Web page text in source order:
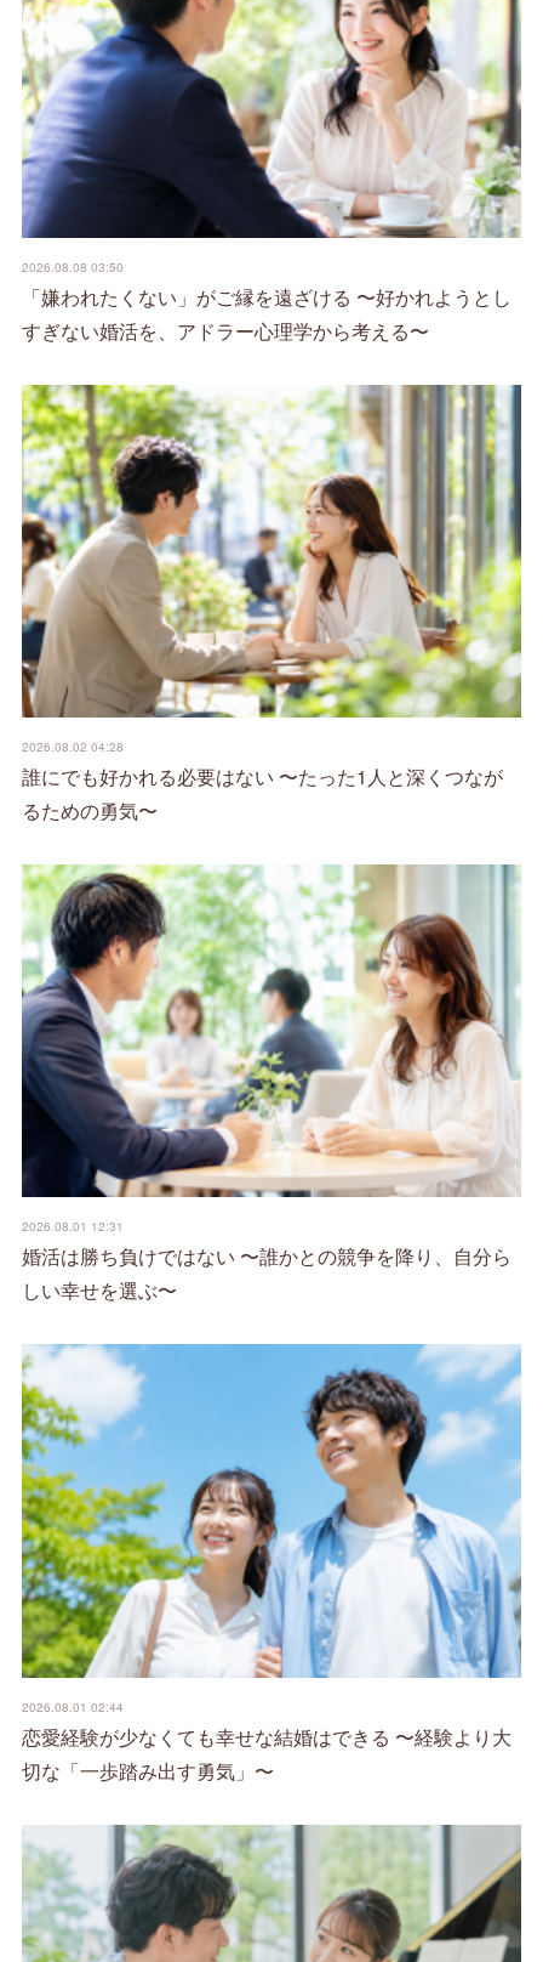
2026.08.08 03:50
「嫌われたくない」がご縁を遠ざける 〜好かれようとし
すぎない婚活を、アドラー心理学から考える〜
2026.08.02 04:28
誰にでも好かれる必要はない 〜たった1人と深くつなが
るための勇気〜
2026.08.01 12:31
婚活は勝ち負けではない 〜誰かとの競争を降り、自分ら
しい幸せを選ぶ〜
2026.08.01 02:44
恋愛経験が少なくても幸せな結婚はできる 〜経験より大
切な「一歩踏み出す勇気」〜